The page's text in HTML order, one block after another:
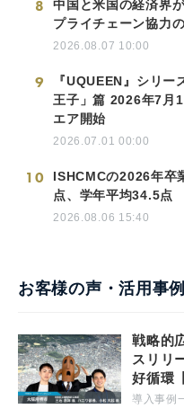
8
中国と米国の経済界
プライチェーン協力
2026.08.07 10:00
9
『UQUEEN』シリ
王子」篇 2026年7月
エア開始
2026.07.01 00:00
10
ISHCMCの2026年卒
点、学年平均34.5点
2026.08.06 15:40
お客様の声・活用事例
戦略的
スリリ
好循環
導入事例